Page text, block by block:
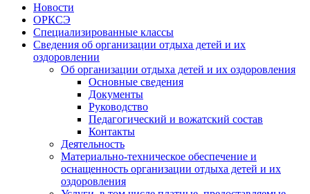
Новости
ОРКСЭ
Специализированные классы
Сведения об организации отдыха детей и их
оздоровлении
Об организации отдыха детей и их оздоровления
Основные сведения
Документы
Руководство
Педагогический и вожатский состав
Контакты
Деятельность
Материально-техническое обеспечение и
оснащенность организации отдыха детей и их
оздоровления